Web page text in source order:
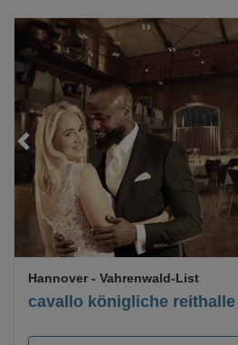
Loading...
cavallo königliche reithalle
Hannover - Vahrenwald-List